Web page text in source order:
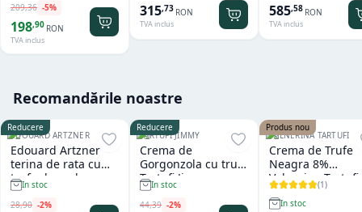
209,36 -5%
198,90 RON
TVA inclus
315,73 RON
TVA inclus
585,58 RON
TVA inclus
Recomandările noastre
Reducere
EDOUARD ARTZNER
Edouard Artzner
terina de rata cu
trufe de padure
100g
In stoc
28,90 -2%
Reducere
TARTUFI JIMMY
Crema de
Gorgonzola cu trufe
Tartufi Jimmy
In stoc
44,39 -2%
Produs nou
VALNERINA TARTUFI
Crema de Trufe
Neagra 8%
Valnerina Tartufi
500 gr
(1)
In stoc